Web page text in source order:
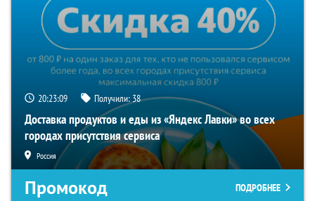
20:23:08 Получили:38
Доставка продуктов и еды из «Яндекс Лавки» во всех
городах присутствия сервиса
Россия
Промокод ПОДРОБНЕЕ